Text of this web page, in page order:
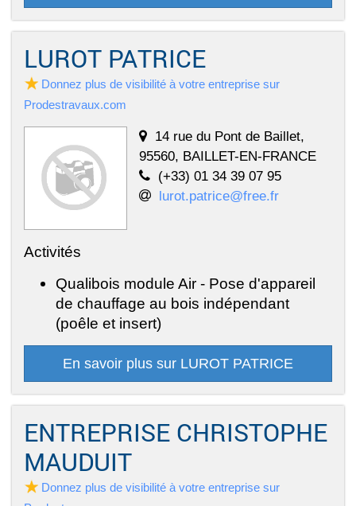
LUROT PATRICE
Donnez plus de visibilité à votre entreprise sur
Prodestravaux.com
14 rue du Pont de Baillet,
95560, BAILLET-EN-FRANCE
(+33) 01 34 39 07 95
lurot.patrice@free.fr
Activités
Qualibois module Air - Pose d'appareil
de chauffage au bois indépendant
(poêle et insert)
En savoir plus sur LUROT PATRICE
ENTREPRISE CHRISTOPHE
MAUDUIT
Donnez plus de visibilité à votre entreprise sur